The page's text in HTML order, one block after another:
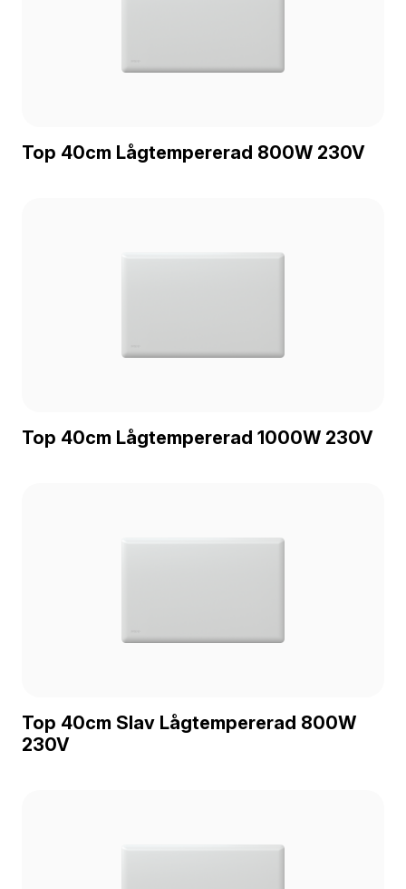
Top 40cm Lågtempererad 800W 230V
Top 40cm Lågtempererad 1000W 230V
Top 40cm Slav Lågtempererad 800W
230V